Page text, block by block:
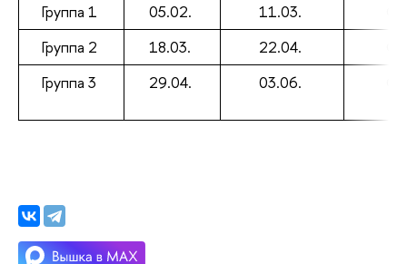
Группа 1
05.02. 11.03.
Группа 2
18.03. 22.04.
Группа 3
29.04. 03.06.